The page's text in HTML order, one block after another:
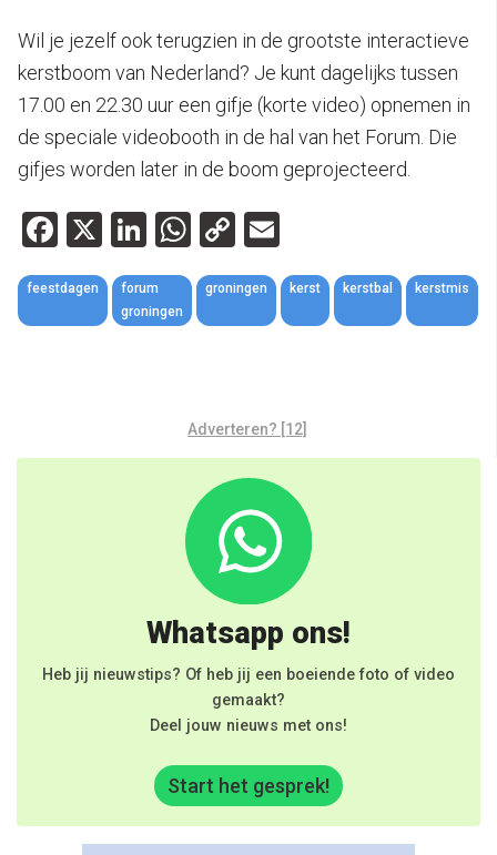
Wil je jezelf ook terugzien in de grootste interactieve
kerstboom van Nederland? Je kunt dagelijks tussen
17.00 en 22.30 uur een gifje (korte video) opnemen in
de speciale videobooth in de hal van het Forum. Die
gifjes worden later in de boom geprojecteerd.
Facebook
X LinkedIn
WhatsApp
Copy
Link
feestdagen
forum
groningen
groningen kerst kerstbal kerstmis
Adverteren? [12]
Whatsapp ons!
Heb jij nieuwstips? Of heb jij een boeiende foto of video
gemaakt?
Deel jouw nieuws met ons!
Start het gesprek!